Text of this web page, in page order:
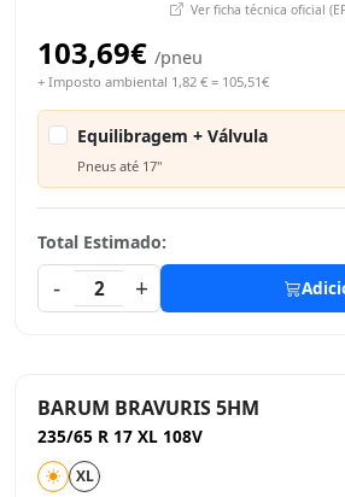
Ver ficha técnica oficial
103,69€ /pneu
+ Imposto ambiental 1,82 € = 105,51€
Equilibragem + Válvula
Pneus até 17"
Total Estimado:
-
2 +
BARUM BRAVURIS 5HM
235/65 R 17 XL 108V
XL